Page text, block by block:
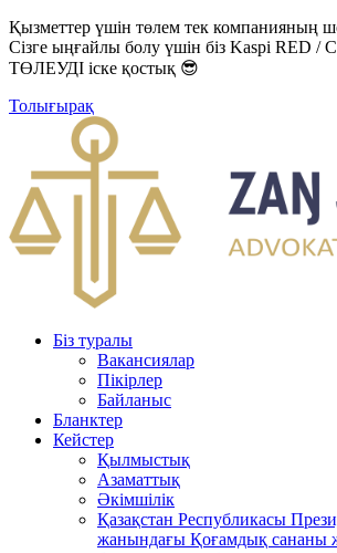
Қызметтер үшін төлем тек компанияның
Сізге ыңғайлы болу үшін біз Kaspi RED
ТӨЛЕУДІ іске қостық 😎
Толығырақ
Біз туралы
Вакансиялар
Пікірлер
Байланыс
Бланктер
Кейстер
Қылмыстық
Азаматтық
Әкімшілік
Қазақстан Республикасы
жанындағы Қоғамдық сананы